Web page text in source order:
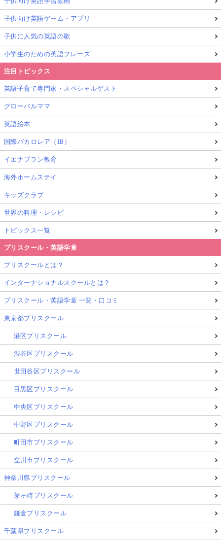
子供向け英語ゲーム・アプリ
子供に人気の英語の歌
小学生のための英語フレーズ
注目トピックス
英語子育て専門家・スペシャルゲスト
グローバルママ
英語絵本
国際バカロレア（IB）
イエナプラン教育
海外ホームステイ
キッズクラブ
世界の料理・レシピ
トピックス一覧
プリスクール・英語学童
プリスクールとは？
インターナショナルスクールとは？
プリスクール・英語学童 一覧・口コミ
東京都プリスクール
港区プリスクール
渋谷区プリスクール
世田谷区プリスクール
目黒区プリスクール
中央区プリスクール
中野区プリスクール
町田市プリスクール
立川市プリスクール
神奈川県プリスクール
茅ヶ崎プリスクール
鎌倉プリスクール
千葉県プリスクール